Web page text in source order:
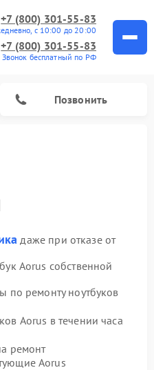
+7 (800) 301-55-83
с 10:00 до 20:00
+7 (800) 301-55-83
Звонок бесплатный по РФ
Позвонить
даже при отказе от
Aorus собственной
по ремонту ноутбуков
Aorus в течении часа
ремонт
Aorus